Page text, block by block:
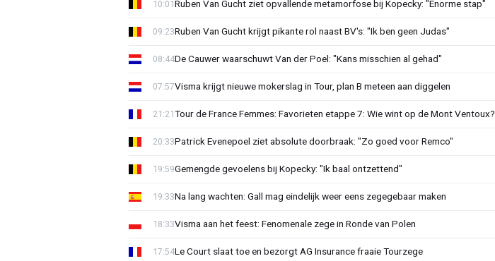
Ruben Van Gucht ziet opvallende metamorfose bij Kopecky: "Enorme stap"
10:01
Ruben Van Gucht krijgt pikante rol naast BV's: "Ik ben geen Judas"
09:23
De Cauwer waarschuwt Van der Poel: "Kans misschien al gehad"
08:44
Visma krijgt nieuwe mokerslag in Tour, plan B meteen aan diggelen
07:57
Tour de France Femmes: Favorieten etappe 7: Wie wint op de Mont Ventoux?
21:21
Patrick Evenepoel ziet absolute doorbraak: "Zo goed voor Remco"
20:33
Gemengde gevoelens bij Kopecky: "Ik baal ontzettend"
19:59
Na lang wachten: Gall mag eindelijk weer eens zegegebaar maken
19:33
Visma aan het feest: Fenomenale zege in Ronde van Polen
18:33
Le Court slaat toe en bezorgt AG Insurance fraaie Tourzege
17:54